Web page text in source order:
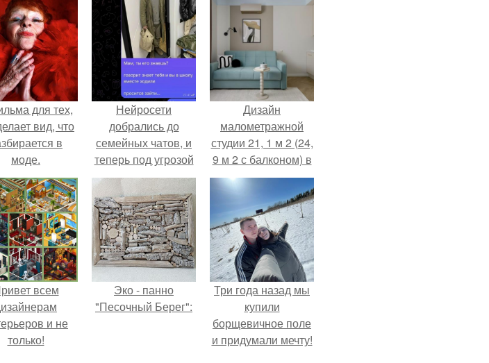
для тех,
вид, что
в
моде.
Нейросети
добрались до
семейных чатов, и
теперь под угрозой
мамины нервы.
Дизайн
малометражной
студии 21, 1 м 2 (24,
9 м 2 с балконом) в
Краснодаре.
всем
и не
только!
Эко - панно
"Песочный Берег":
Три года назад мы
купили
борщевичное поле
и придумали мечту!